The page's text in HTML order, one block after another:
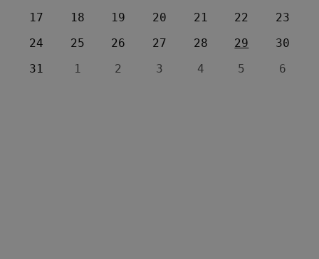
17
18 19 20 21 22
23
24
25 26 27 28 29
30
31
1 2 3 4 5 6